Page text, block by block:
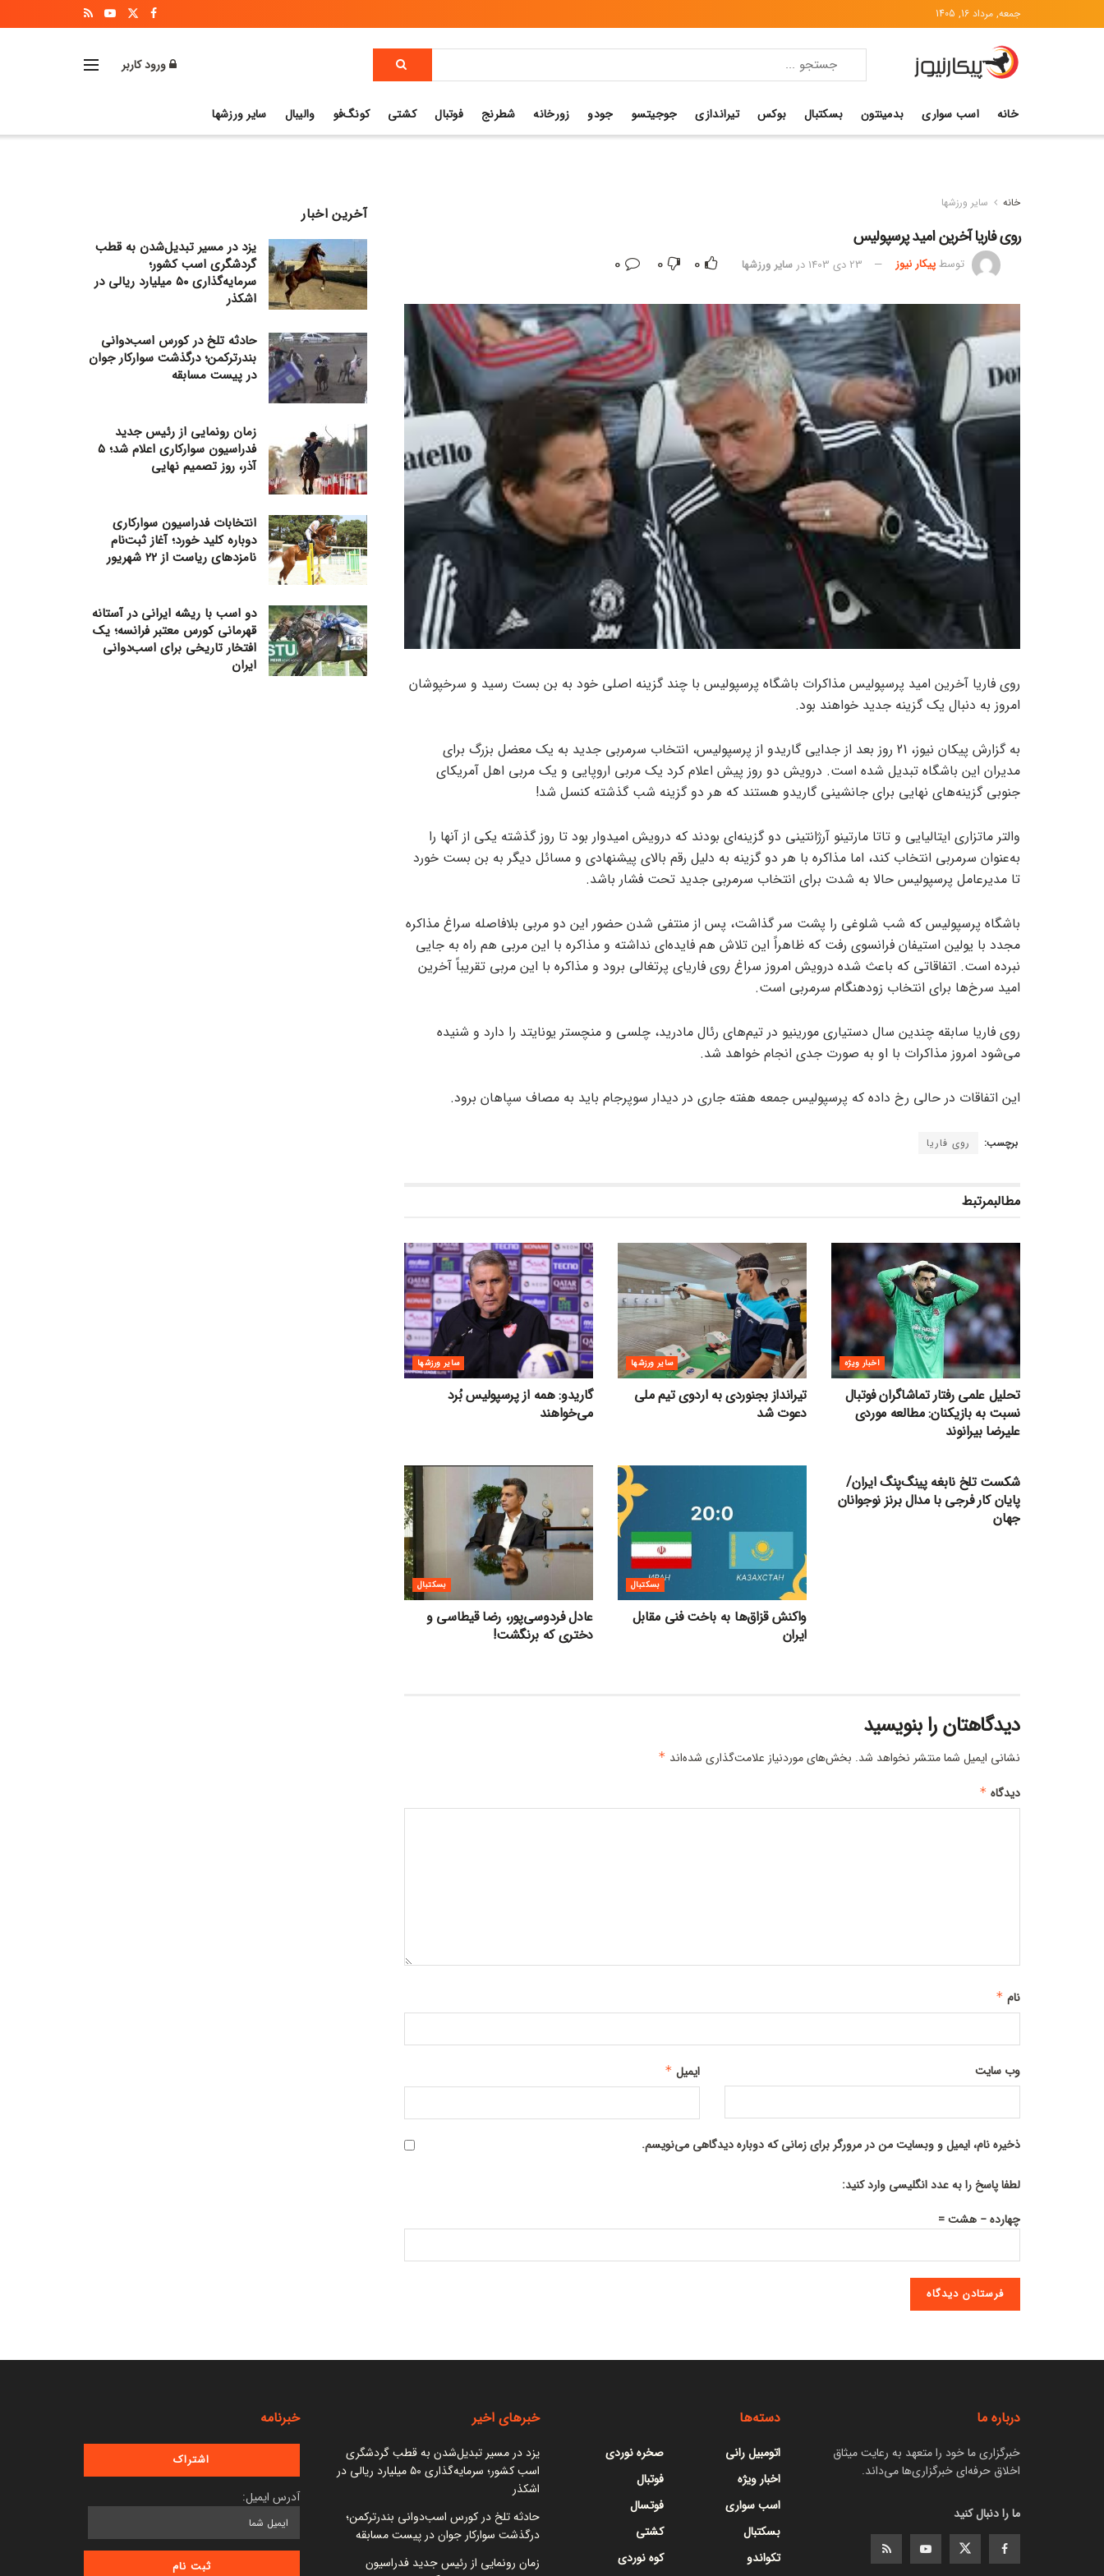
جمعه, مرداد 16, 1405
ورود کاربر
خانه اسب سواری بدمینتون بسکتبال بوکس تیراندازی جوجیتسو جودو زورخانه شطرنج فوتبال کشتی کونگ‌فو والیبال سایر ورزشها
خانه سایر ورزشها
روی فاریا آخرین امید پرسپولیس
توسطپیکار نیوز 23 دی 1403 در سایر ورزشها 0
0
روی فاریا آخرین امید پرسپولیس مذاکرات باشگاه پرسپولیس با چند گزینه اصلی خود به بن بست رسید و سرخپوشان
امروز به دنبال یک گزینه جدید خواهند بود.
به گزارش پیکان نیوز، 21 روز بعد از جدایی گاریدو از پرسپولیس، انتخاب سرمربی جدید به یک معضل بزرگ برای
مدیران این باشگاه تبدیل شده است. درویش دو روز پیش اعلام کرد یک مربی اروپایی و یک مربی اهل آمریکای
جنوبی گزینه‌های نهایی برای جانشینی گاریدو هستند که هر دو گزینه شب گذشته کنسل شد!
والتر ماتزاری ایتالیایی و تاتا مارتینو آرژانتینی دو گزینه‌ای بودند که درویش امیدوار بود تا روز گذشته یکی از آنها را
به‌عنوان سرمربی انتخاب کند، اما مذاکره با هر دو گزینه به دلیل رقم بالای پیشنهادی و مسائل دیگر به بن بست خورد
تا مدیرعامل پرسپولیس حالا به شدت برای انتخاب سرمربی جدید تحت فشار باشد.
باشگاه پرسپولیس که شب شلوغی را پشت سر گذاشت، پس از منتفی شدن حضور این دو مربی بلافاصله سراغ مذاکره
مجدد با یولین استیفان فرانسوی رفت که ظاهراً این تلاش هم فایده‌ای نداشته و مذاکره با این مربی هم راه به جایی
نبرده است. اتفاقاتی که باعث شده درویش امروز سراغ روی فاریای پرتغالی برود و مذاکره با این مربی تقریباً آخرین
امید سرخ‌ها برای انتخاب زودهنگام سرمربی است.
روی فاریا سابقه چندین سال دستیاری مورینیو در تیم‌های رئال مادرید، چلسی و منچستر یونایتد را دارد و شنیده
می‌شود امروز مذاکرات با او به صورت جدی انجام خواهد شد.
این اتفاقات در حالی رخ داده که پرسپولیس جمعه هفته جاری در دیدار سوپرجام باید به مصاف سپاهان برود.
برچسب: روی فاریا
مطالبمرتبط
اخبار ویژه
تحلیل علمی رفتار تماشاگران فوتبال
نسبت به بازیکنان: مطالعه موردی
علیرضا بیرانوند
سایر ورزشها
تیرانداز بجنوردی به اردوی تیم ملی
دعوت شد
سایر ورزشها
گاریدو: همه از پرسپولیس بُرد
می‌خواهند
شکست تلخ نابغه پینگ‌پنگ ایران/
پایان کار فرجی با مدال برنز نوجوانان
جهان
بسکتبال
واکنش قزاق‌ها به باخت فنی مقابل
ایران
بسکتبال
عادل فردوسی‌پور، رضا قیطاسی و
دختری که برنگشت!
دیدگاهتان را بنویسید
نشانی ایمیل شما منتشر نخواهد شد. بخش‌های موردنیاز علامت‌گذاری شده‌اند *
دیدگاه *
نام *
ایمیل * وب‌ سایت
ذخیره نام، ایمیل و وبسایت من در مرورگر برای زمانی که دوباره دیدگاهی می‌نویسم.
لطفا پاسخ را به عدد انگلیسی وارد کنید:
چهارده − هشت =
آخرین اخبار
یزد در مسیر تبدیل‌شدن به قطب
گردشگری اسب کشور؛
سرمایه‌گذاری ۵۰ میلیارد ریالی در
اشکذر
حادثه تلخ در کورس اسب‌دوانی
بندرترکمن؛ درگذشت سوارکار جوان
در پیست مسابقه
زمان رونمایی از رئیس جدید
فدراسیون سوارکاری اعلام شد؛ ۵
آذر، روز تصمیم نهایی
انتخابات فدراسیون سوارکاری
دوباره کلید خورد؛ آغاز ثبت‌نام
نامزدهای ریاست از ۲۲ شهریور
دو اسب با ریشه ایرانی در آستانه
قهرمانی کورس معتبر فرانسه؛ یک
افتخار تاریخی برای اسب‌دوانی
ایران
درباره ما
خبرگزاری ما خود را متعهد به رعایت میثاق
اخلاق حرفه‌ای خبرگزاری‌ها می‌داند.
ما را دنبال کنید
دسته‌ها
اتومبیل رانی
اخبار ویژه
اسب سواری
بسکتبال
تکواندو
صخره نوردی
فوتبال
فوتسال
کشتی
کوه نوردی
خبرهای اخیر
یزد در مسیر تبدیل‌شدن به قطب گردشگری
اسب کشور؛ سرمایه‌گذاری ۵۰ میلیارد ریالی در
اشکذر
حادثه تلخ در کورس اسب‌دوانی بندرترکمن؛
درگذشت سوارکار جوان در پیست مسابقه
زمان رونمایی از رئیس جدید فدراسیون
خبرنامه
آدرس ایمیل: